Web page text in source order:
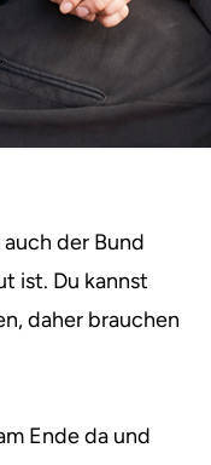
der Bund
ist. Du kannst
daher brauchen
Ende da und